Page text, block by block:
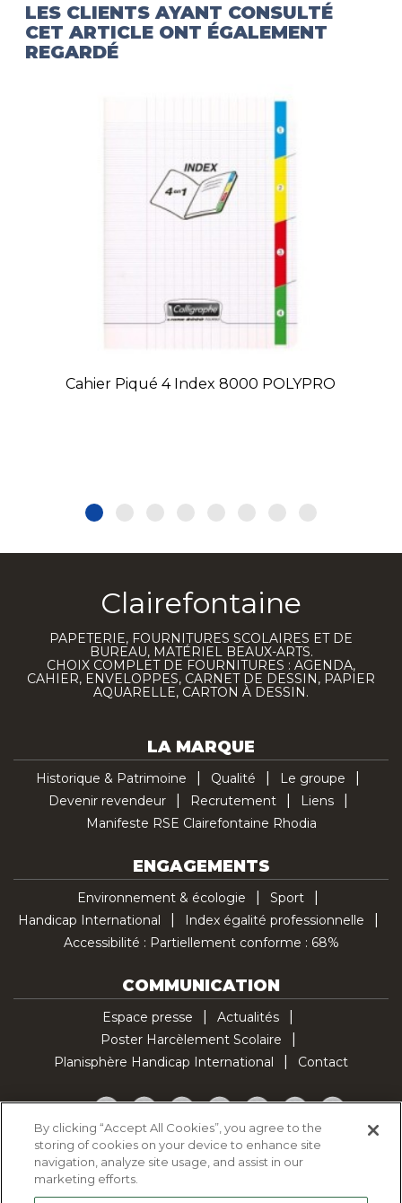
LES CLIENTS AYANT CONSULTÉ
CET ARTICLE ONT ÉGALEMENT
REGARDÉ
Cahier Piqué 4 Index 8000 POLYPRO
Clairefontaine
PAPETERIE, FOURNITURES SCOLAIRES ET DE
BUREAU, MATÉRIEL BEAUX-ARTS.
CHOIX COMPLET DE FOURNITURES : AGENDA,
CAHIER, ENVELOPPES, CARNET DE DESSIN, PAPIER
AQUARELLE, CARTON À DESSIN.
LA MARQUE
Historique & Patrimoine Qualité
Le groupe
Devenir revendeur
Recrutement
Liens
Manifeste RSE Clairefontaine Rhodia
ENGAGEMENTS
Environnement & écologie
Sport
Handicap International
Index égalité professionnelle
Accessibilité : Partiellement conforme : 68%
COMMUNICATION
Espace presse
Actualités
Poster Harcèlement Scolaire
Planisphère Handicap International
Contact
Facebook
TwitterYouTubePinterestInstagramLinkedInTikTok
Politique d'utilisation des cookies
Politique de confidentialité
By clicking “Accept All Cookies”, you agree to the
storing of cookies on your device to enhance site
navigation, analyze site usage, and assist in our
marketing efforts.